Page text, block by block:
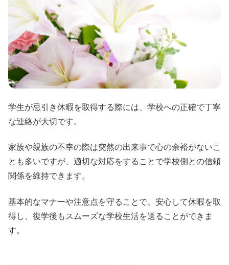
学生が忌引き休暇を取得する際には、学校への正確で丁寧
な連絡が大切です。
家族や親族の不幸の際は突然の出来事で心の余裕がないこ
とも多いですが、適切な対応をすることで学校側との信頼
関係を維持できます。
基本的なマナーや注意点を守ることで、安心して休暇を取
得し、復学後もスムーズな学校生活を送ることができま
す。